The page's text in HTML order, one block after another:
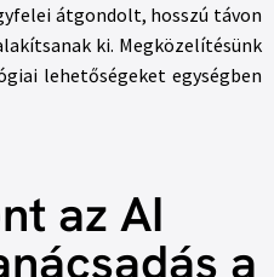
átgondolt, hosszú távon
ki. Megközelítésünk
lehetőségeket egységben
az AI
a